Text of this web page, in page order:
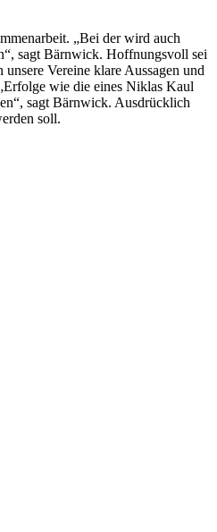
„Bei der wird auch
sagt Bärnwick. Hoffnungsvoll sei
Vereine klare Aussagen und
wie die eines Niklas Kaul
sagt Bärnwick. Ausdrücklich
soll.